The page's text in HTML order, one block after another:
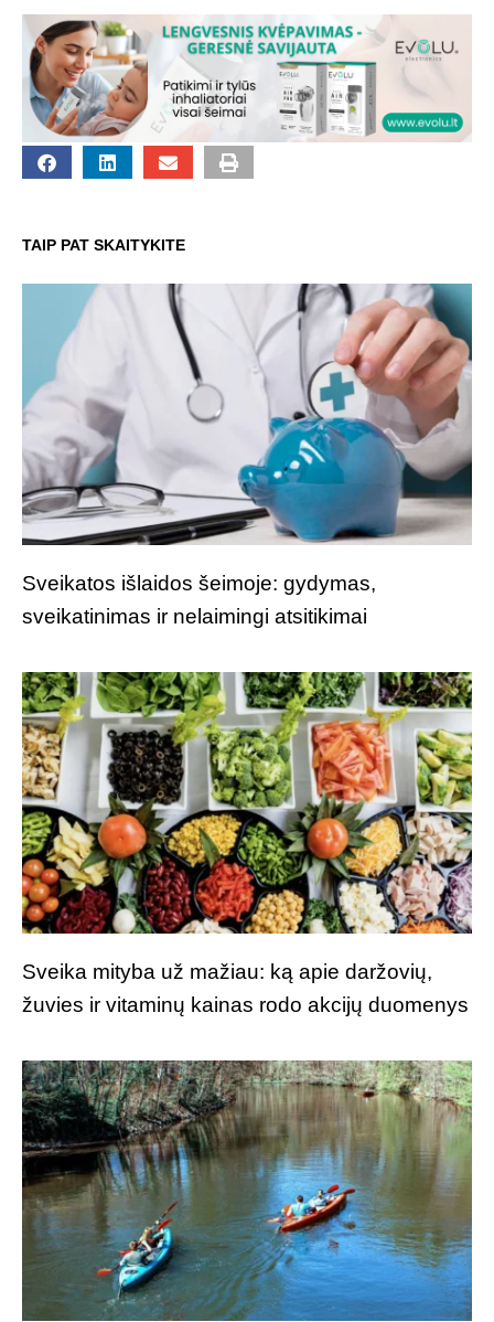
TAIP PAT SKAITYKITE
Sveikatos išlaidos šeimoje: gydymas,
sveikatinimas ir nelaimingi atsitikimai
Sveika mityba už mažiau: ką apie daržovių,
žuvies ir vitaminų kainas rodo akcijų duomenys